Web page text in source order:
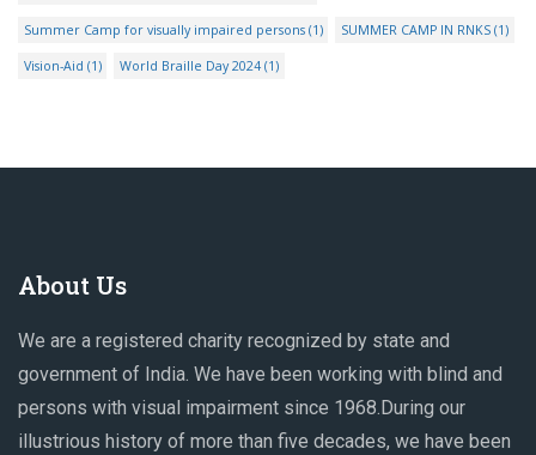
Summer Camp for visually impaired persons(1) SUMMER CAMP IN RNKS(1)
Vision-Aid (1) World Braille Day 2024(1)
About Us
We are a registered charity recognized by state and
government of India. We have been working with blind and
persons with visual impairment since 1968.During our
illustrious history of more than five decades, we have been